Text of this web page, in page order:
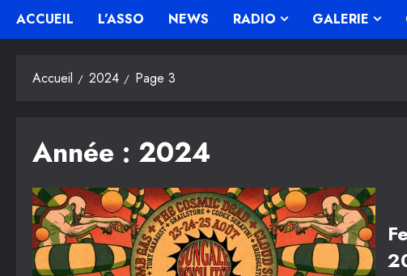
ACCUEIL L’ASSO NEWS RADIO GALERIE
Accueil 2024 Page 3
Année : 2024